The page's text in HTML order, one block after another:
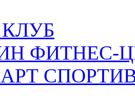
ФИТНЕС-